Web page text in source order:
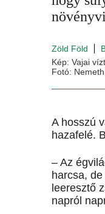
Zöld Föld
Kép: Vajai
Fotó:
A hosszú
hazafelé.
– Az
harcsa,
leeresztő
napról